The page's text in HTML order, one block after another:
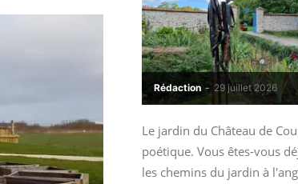
Rédaction - 29 juillet 2026
Le jardin du Château de
poétique. Vous êtes-vous
les chemins du jardin à